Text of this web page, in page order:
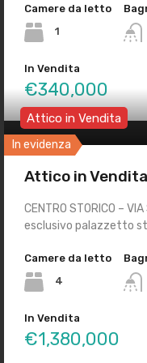
Camere da letto
1
In Vendita
€340,000
In evidenza
Attico in Vendita
Attico in Vendita
CENTRO STORICO –
esclusivo palazzetto
Camere da letto
4
In Vendita
€1,380,000